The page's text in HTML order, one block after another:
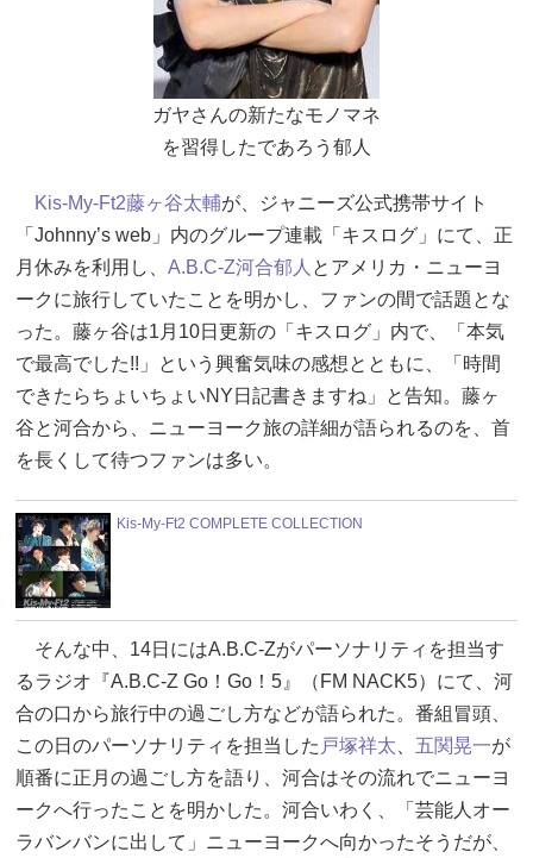
ガヤさんの新たなモノマネ
を習得したであろう郁人
Kis-My-Ft2藤ヶ谷太輔が、ジャニーズ公式携帯サイト
「Johnny’s web」内のグループ連載「キスログ」にて、正
月休みを利用し、 A.B.C-Z河合郁人 とアメリカ・ニューヨ
ークに旅行していたことを明かし、ファンの間で話題とな
った。藤ヶ谷は1月10日更新の「キスログ」内で、「本気
で最高でした!!」という興奮気味の感想とともに、「時間
できたらちょいちょいNY日記書きますね」と告知。藤ヶ
谷と河合から、ニューヨーク旅の詳細が語られるのを、首
を長くして待つファンは多い。
Kis-My-Ft2 COMPLETE COLLECTION
そんな中、14日にはA.B.C-Zがパーソナリティを担当す
るラジオ『A.B.C-Z Go！Go！5』（FM NACK5）にて、河
合の口から旅行中の過ごし方などが語られた。番組冒頭、
この日のパーソナリティを担当した 戸塚祥太 五関晃一が
順番に正月の過ごし方を語り、河合はその流れでニューヨ
ークへ行ったことを明かした。河合いわく、「芸能人オー
ラバンバンに出して」ニューヨークへ向かったそうだが、